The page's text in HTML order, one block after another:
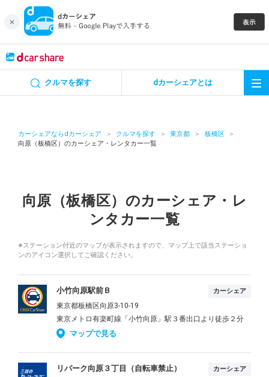
クルマを探す dカーシェアとは
カーシェアならdカーシェア クルマを探す 東京都
板橋区
向原（板橋区）のカーシェア・レンタカー一覧
向原（板橋区）のカーシェア・レ
ンタカー一覧
※ステーション付近のマップが表示されますので、マップ上で該当ステーショ
ンのアイコン選択してご確認ください。
小竹向原駅前Ｂ カーシェア
東京都板橋区向原3-10-19
東京メトロ有楽町線「小竹向原」駅３番出口より徒歩２分
マップで見る
リパーク向原３丁目（自転車禁止） カーシェア
カーシェア
特集
アプリの使い方